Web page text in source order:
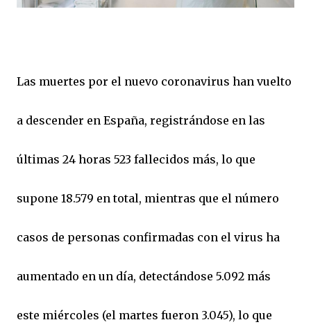
Las muertes por el nuevo coronavirus han vuelto
a descender en España, registrándose en las
últimas 24 horas 523 fallecidos más, lo que
supone 18.579 en total, mientras que el número
casos de personas confirmadas con el virus ha
aumentado en un día, detectándose 5.092 más
este miércoles (el martes fueron 3.045), lo que